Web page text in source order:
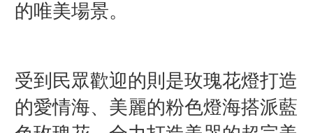
的唯美場景。
受到民眾歡迎的則是玫瑰花燈打造
的愛情海、美麗的粉色燈海搭派藍